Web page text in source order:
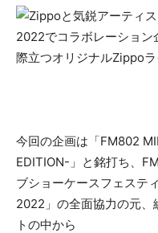
今回の企画は「FM802
EDITION-」と銘打ち、
ブショーケースフェステ
2022」の全面協力の元
トの中から